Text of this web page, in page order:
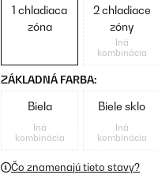
1 chladiaca
zóna
2 chladiace
zóny
Iná
kombinácia
ZÁKLADNÁ FARBA:
Biela
Iná
kombinácia
Biele sklo
Iná
kombinácia
Čo znamenajú tieto stavy?